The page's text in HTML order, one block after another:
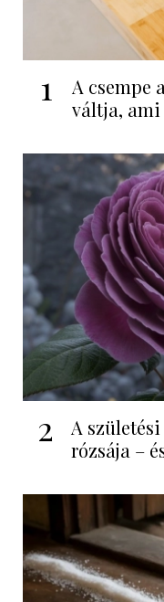
1
A csempe
váltja, ami
2
A
rózsája –